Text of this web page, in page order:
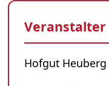
Veranstalter
Hofgut Heuberg